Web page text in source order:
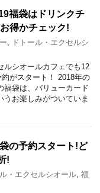
福袋はドリンクチ
得かチェック!
ドトール・エクセルシ
ルシオールカフェでも12
がスタート！ 2018年の
福袋は、バリューカード
お楽しみがついていま
の予約スタート!ど
!
・エクセルシオール 福